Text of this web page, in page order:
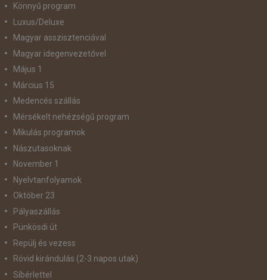
Könnyű program
Luxus/Deluxe
Magyar asszisztenciával
Magyar idegenvezetővel
Május 1
Március 15
Medencés szállás
Mérsékelt nehézségű program
Mikulás programok
Nászutasoknak
November 1
Nyelvtanfolyamok
Október 23
Pályaszállás
Pünkösdi út
Repülj és vezess
Rövid kirándulás (2-3 napos utak)
Síbérlettel